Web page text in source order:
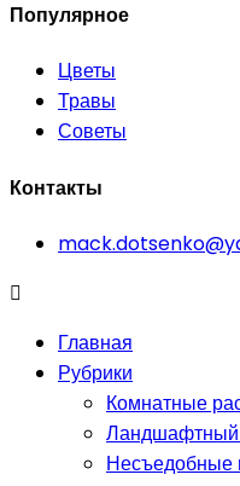
Популярное
Цветы
Травы
Советы
Контакты
Главная
Рубрики
Комнатные
Ландшафтный
Несъедобные